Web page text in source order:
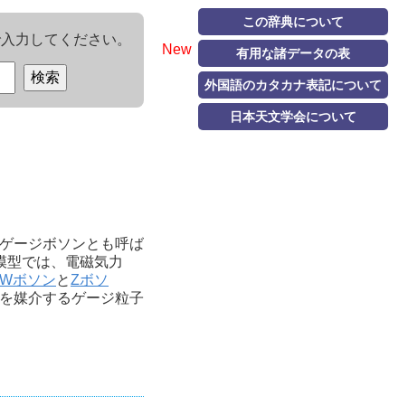
New
この辞典について
有用な諸データの表
外国語のカタカナ表記について
日本天文学会について
力してください。
ージボソンとも呼ば
型では、電磁気力
WボソンとZボソ
を媒介するゲージ粒子